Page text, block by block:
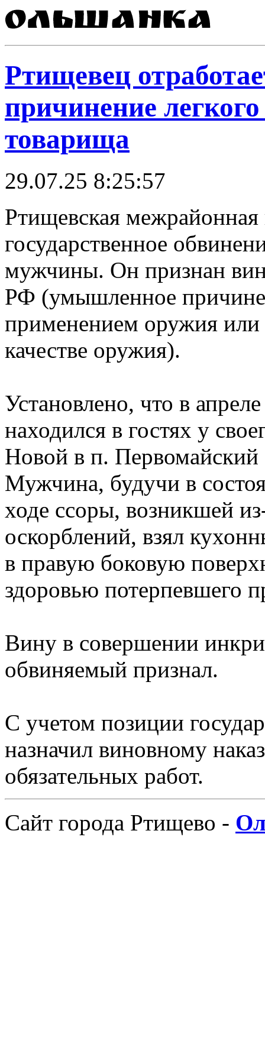
Ртищевец
причинение
товарища
29.07.25 8:25:57
Ртищевская
государственное
мужчины. Он признан
РФ (умышленное
применением оружия или
качестве оружия).
Установлено, что в
находился в гостях у
Новой в п. Первомайский
Мужчина, будучи в
ходе ссоры, возникшей
оскорблений, взял
в правую боковую
здоровью потерпевшего
Вину в совершении
обвиняемый признал.
С учетом позиции
назначил виновному
обязательных работ.
Сайт города Ртищево -